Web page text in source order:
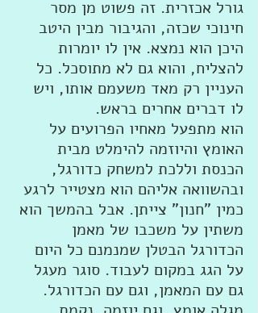
גורל אכזרית. זה פשוט מן מסר
חינוכי שכזה, והגיבור מבין היטב
היכן הוא נמצא. אין לו יומרות
להצליח, והוא גם לא מתוסכל. כל
העניין רק מאד משעמם אותו, ויש
לו דברים אחרים בראש.
הוא מתפעל מאחיו הפרועים על
האומץ והיוזמה להימלט מבית
הכנסת וללכת למשחק כדורגל,
ובהשוואה אליהם הוא מצטייר לרגע
כמין "חנון" צייתן. אבל בהמשך הוא
משתין על משכבו של מאמן
הכדורגל הבטלן שמנמנם כל היום
על הגג במקום לעבוד. סוגר מעגל
גם עם המאמן, וגם עם הכדורגל.